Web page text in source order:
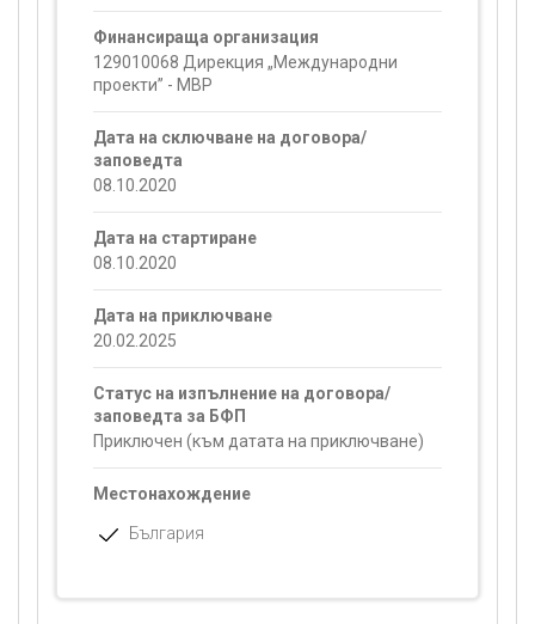
Финансираща организация
129010068 Дирекция „Международни
проекти” - МВР
Дата на сключване на договора/
заповедта
08.10.2020
Дата на стартиране
08.10.2020
Дата на приключване
20.02.2025
Статус на изпълнение на договора/
заповедта за БФП
Приключен (към датата на приключване)
Местонахождение
България